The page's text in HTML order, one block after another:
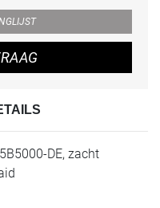
DE, zacht